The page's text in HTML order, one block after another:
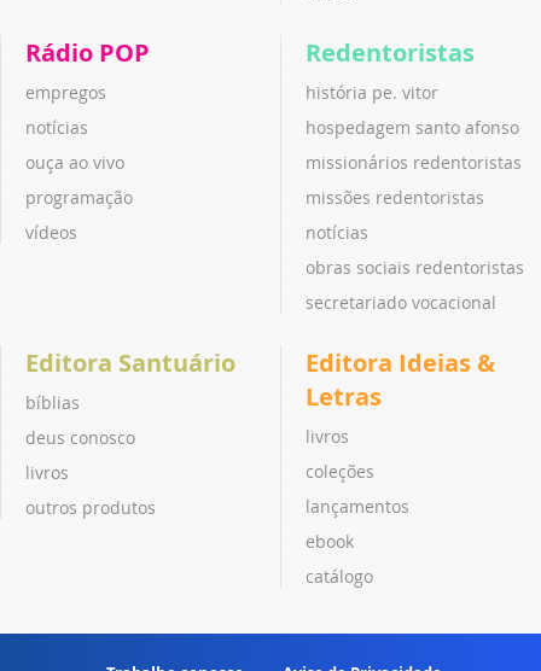
Rádio POP
empregos
notícias
ouça ao vivo
programação
vídeos
Redentoristas
história pe. vitor
hospedagem santo afonso
missionários redentoristas
missões redentoristas
notícias
obras sociais redentoristas
secretariado vocacional
Editora Santuário
bíblias
deus conosco
livros
outros produtos
Editora Ideias &
Letras
livros
coleções
lançamentos
ebook
catálogo